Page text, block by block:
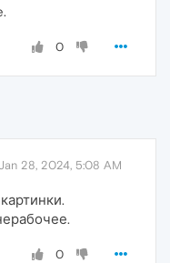
0
Jan 28, 2024, 5:08 AM
0